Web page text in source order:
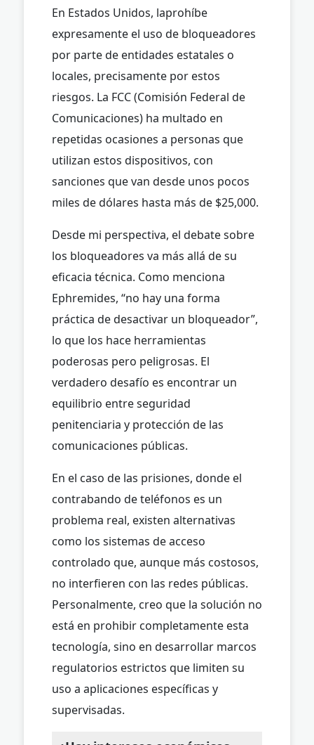
En Estados Unidos, laprohíbe
expresamente el uso de bloqueadores
por parte de entidades estatales o
locales, precisamente por estos
riesgos. La FCC (Comisión Federal de
Comunicaciones) ha multado en
repetidas ocasiones a personas que
utilizan estos dispositivos, con
sanciones que van desde unos pocos
miles de dólares hasta más de $25,000.
Desde mi perspectiva, el debate sobre
los bloqueadores va más allá de su
eficacia técnica. Como menciona
Ephremides, “no hay una forma
práctica de desactivar un bloqueador”,
lo que los hace herramientas
poderosas pero peligrosas. El
verdadero desafío es encontrar un
equilibrio entre seguridad
penitenciaria y protección de las
comunicaciones públicas.
En el caso de las prisiones, donde el
contrabando de teléfonos es un
problema real, existen alternativas
como los sistemas de acceso
controlado que, aunque más costosos,
no interfieren con las redes públicas.
Personalmente, creo que la solución no
está en prohibir completamente esta
tecnología, sino en desarrollar marcos
regulatorios estrictos que limiten su
uso a aplicaciones específicas y
supervisadas.